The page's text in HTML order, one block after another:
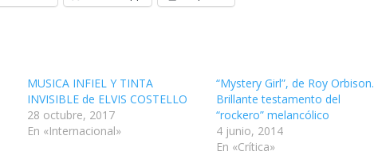
MUSICA INFIEL Y TINTA
INVISIBLE de ELVIS COSTELLO
28 octubre, 2017
En «Internacional»
“Mystery Girl”, de Roy Orbison.
Brillante testamento del
“rockero” melancólico
4 junio, 2014
En «Crítica»